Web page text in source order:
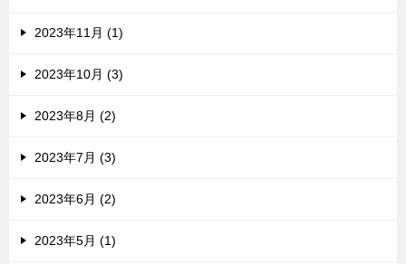
2023年11月 (1)
2023年10月 (3)
2023年8月 (2)
2023年7月 (3)
2023年6月 (2)
2023年5月 (1)